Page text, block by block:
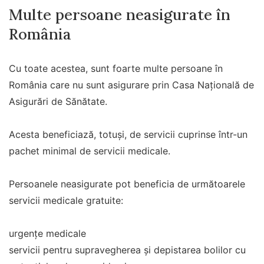
Multe persoane neasigurate în
România
Cu toate acestea, sunt foarte multe persoane în
România care nu sunt asigurare prin Casa Națională de
Asigurări de Sănătate.
Acesta beneficiază, totuși, de servicii cuprinse într-un
pachet minimal de servicii medicale.
Persoanele neasigurate pot beneficia de următoarele
servicii medicale gratuite:
urgențe medicale
servicii pentru supravegherea și depistarea bolilor cu